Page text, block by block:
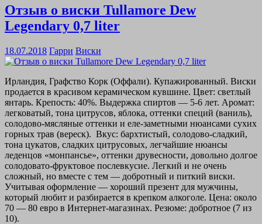
Отзыв о виски Tullamore Dew
Legendary 0,7 liter
18.07.2018 Гарри Виски
Ирландия, Графство Корк (Оффали). Купажированный. Виски
продается в красивом керамическом кувшине. Цвет: светлый
янтарь. Крепость: 40%. Выдержка спиртов — 5-6 лет. Аромат:
легковатый, тона цитрусов, яблока, оттенки специй (ваниль),
солодово-мясляные оттенки и еле-заметными нюансами сухих
горных трав (вереск). Вкус: бархтистый, солодово-сладкий,
тона цукатов, сладких цитрусовых, легчайшие нюансы
леденцов «монпансье», оттенки друвесности, довольно долгое
солодовато-фруктовое послевкусие. Легкий и не очень
сложный, но вместе с тем — добротный и питкий виски.
Учитывая оформление — хороший презент для мужчины,
который любит и разбирается в крепком алкоголе. Цена: около
70 — 80 евро в Интернет-магазинах. Резюме: добротное (7 из
10).